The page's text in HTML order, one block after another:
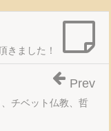
きました！
チベット仏教、哲
Prev